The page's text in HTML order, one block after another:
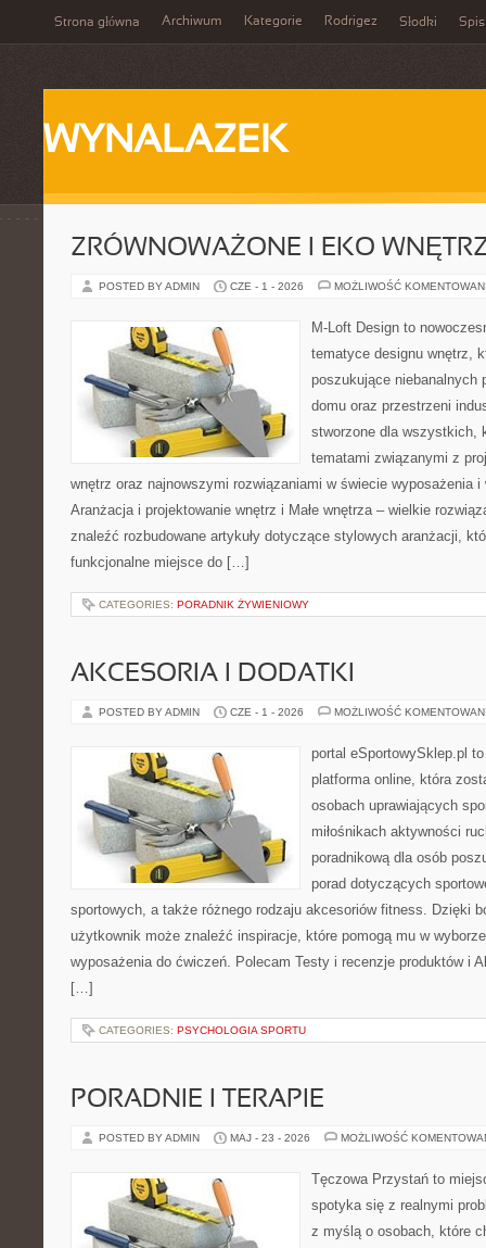
Strona główna Archiwum Kategorie Rodrigez Słodki Spis
WYNALAZEK
ZRÓWNOWAŻONE I EKO
POSTED BY ADMIN CZE - 1 - 2026 MOŻLIWOŚĆ
M-Loft Design to
tematyce designu wnętrz,
poszukujące niebanalnych
domu oraz przestrzeni
stworzone dla wszystkich,
tematami związanymi z
wnętrz oraz najnowszymi rozwiązaniami w świecie wyposażenia
Aranżacja i projektowanie wnętrz i Małe wnętrza – wielkie
znaleźć rozbudowane artykuły dotyczące stylowych aranżacji,
funkcjonalne miejsce do […]
CATEGORIES: PORADNIK ŻYWIENIOWY
AKCESORIA I DODATKI
POSTED BY ADMIN CZE - 1 - 2026 MOŻLIWOŚĆ
portal eSportowySklep.pl
platforma online, która
osobach uprawiających
miłośnikach aktywności
poradnikową dla osób
porad dotyczących
sportowych, a także różnego rodzaju akcesoriów fitness. Dzięki
użytkownik może znaleźć inspiracje, które pomogą mu w
wyposażenia do ćwiczeń. Polecam Testy i recenzje produktów i
[…]
CATEGORIES: PSYCHOLOGIA SPORTU
PORADNIE I TERAPIE
POSTED BY ADMIN MAJ - 23 - 2026 MOŻLIWOŚĆ
Tęczowa Przystań to
spotyka się z realnymi
z myślą o osobach, które